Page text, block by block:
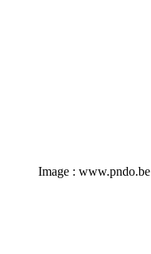
Image : www.pndo.be